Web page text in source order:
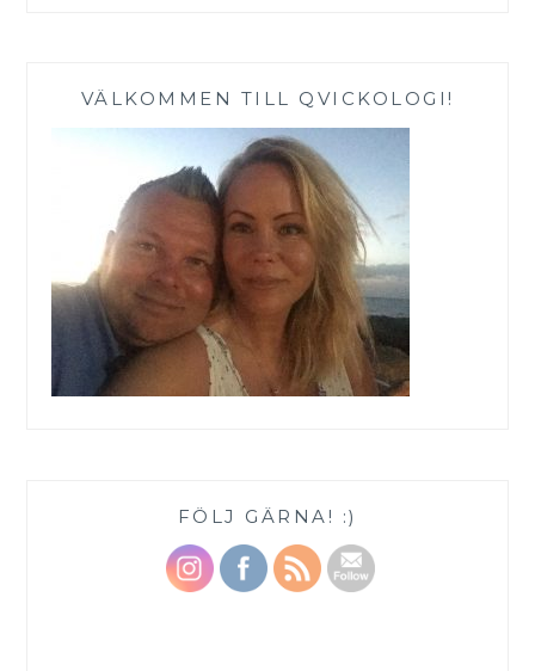
VÄLKOMMEN TILL QVICKOLOGI!
FÖLJ GÄRNA! :)